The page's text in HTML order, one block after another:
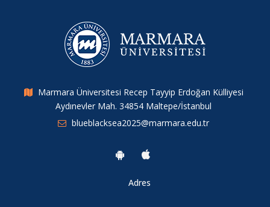
Marmara Üniversitesi Recep Tayyip Erdoğan Külliyesi
Aydınevler Mah. 34854 Maltepe/İstanbul
blueblacksea2025@marmara.edu.tr
Adres